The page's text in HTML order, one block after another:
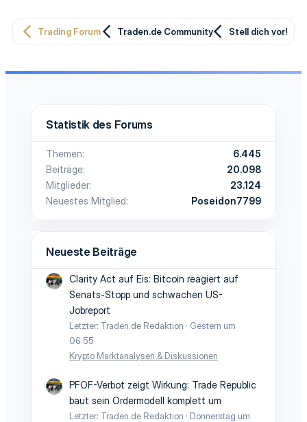
Trading Forum Traden.de Community Stell dich vor!
Statistik des Forums
Themen
6.445
Beiträge
20.098
Mitglieder
23.124
Neuestes Mitglied
Poseidon7799
Neueste Beiträge
Clarity Act auf Eis: Bitcoin reagiert auf
Senats-Stopp und schwachen US-
Jobreport
Letzter: Traden.de Redaktion
Gestern um
06:55
Krypto Marktanalysen & Diskussionen
PFOF-Verbot zeigt Wirkung: Trade Republic
baut sein Ordermodell komplett um
Letzter: Traden.de Redaktion
Donnerstag um